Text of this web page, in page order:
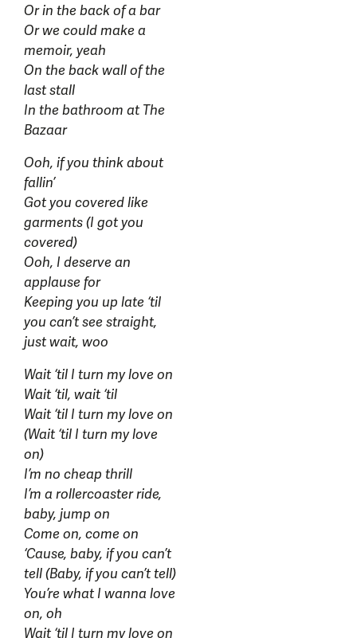
Or in the back of a bar
Or we could make a
memoir, yeah
On the back wall of the
last stall
In the bathroom at The
Bazaar
Ooh, if you think about
fallin’
Got you covered like
garments (I got you
covered)
Ooh, I deserve an
applause for
Keeping you up late ‘til
you can’t see straight,
just wait, woo
Wait ‘til I turn my love on
Wait ‘til, wait ‘til
Wait ‘til I turn my love on
(Wait ‘til I turn my love
on)
I’m no cheap thrill
I’m a rollercoaster ride,
baby, jump on
Come on, come on
‘Cause, baby, if you can’t
tell (Baby, if you can’t tell)
You’re what I wanna love
on, oh
Wait ‘til I turn my love on